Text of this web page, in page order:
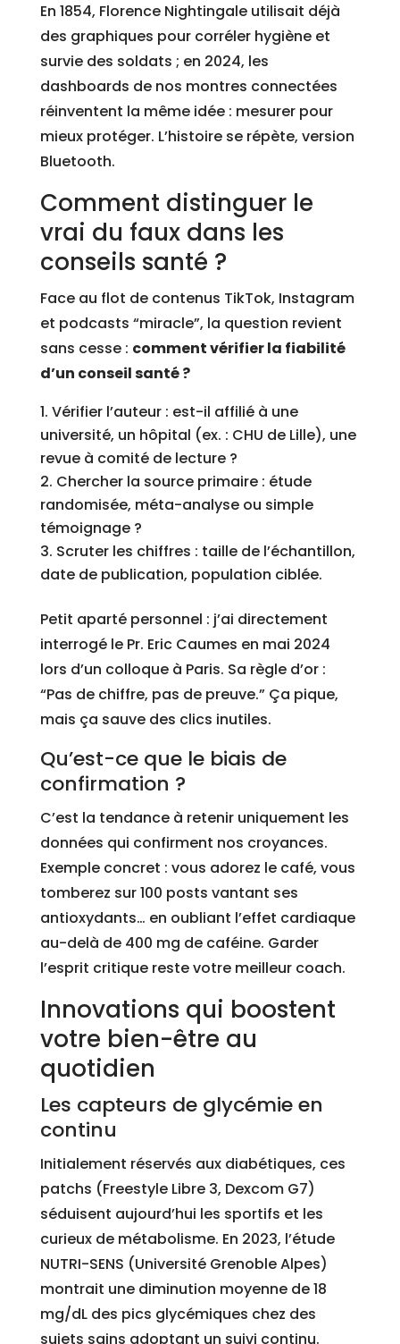
En 1854, Florence Nightingale utilisait déjà
des graphiques pour corréler hygiène et
survie des soldats ; en 2024, les
dashboards de nos montres connectées
réinventent la même idée : mesurer pour
mieux protéger. L’histoire se répète, version
Bluetooth.
Comment distinguer le
vrai du faux dans les
conseils santé ?
Face au flot de contenus TikTok, Instagram
et podcasts “miracle”, la question revient
sans cesse : comment vérifier la fiabilité
d’un conseil santé ?
Vérifier l’auteur : est-il affilié à une
université, un hôpital (ex. : CHU de Lille), une
revue à comité de lecture ?
Chercher la source primaire : étude
randomisée, méta-analyse ou simple
témoignage ?
Scruter les chiffres : taille de l’échantillon,
date de publication, population ciblée.
Petit aparté personnel : j’ai directement
interrogé le Pr. Eric Caumes en mai 2024
lors d’un colloque à Paris. Sa règle d’or :
“Pas de chiffre, pas de preuve.” Ça pique,
mais ça sauve des clics inutiles.
Qu’est-ce que le biais de
confirmation ?
C’est la tendance à retenir uniquement les
données qui confirment nos croyances.
Exemple concret : vous adorez le café, vous
tomberez sur 100 posts vantant ses
antioxydants… en oubliant l’effet cardiaque
au-delà de 400 mg de caféine. Garder
l’esprit critique reste votre meilleur coach.
Innovations qui boostent
votre bien-être au
quotidien
Les capteurs de glycémie en
continu
Initialement réservés aux diabétiques, ces
patchs (Freestyle Libre 3, Dexcom G7)
séduisent aujourd’hui les sportifs et les
curieux de métabolisme. En 2023, l’étude
NUTRI-SENS (Université Grenoble Alpes)
montrait une diminution moyenne de 18
mg/dL des pics glycémiques chez des
sujets sains adoptant un suivi continu.